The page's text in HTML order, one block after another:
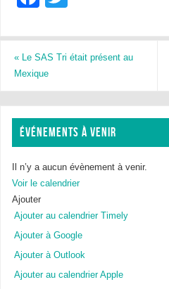
c
e
b
o
o
k
tt
er
«Le SAS Tri était présent au
Mexique
ÉVÉNEMENTS À VENIR
Il n’y a aucun évènement à venir.
Voir le calendrier
Ajouter
Ajouter au calendrier Timely
Ajouter à Google
Ajouter à Outlook
Ajouter au calendrier Apple